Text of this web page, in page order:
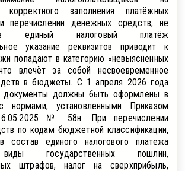
корректного заполнения платёжных
перечислении денежных средств, не
единый налоговый платёж
указание реквизитов приводит к
попадают в категорию «невыясненных
влечёт за собой несвоевременное
в бюджеты. С 1 апреля 2026 года
документы должны быть оформлены в
нормами, установленными Приказом
№ 58н. При перечислении
по кодам бюджетной классификации,
единого налогового платежа
государственных пошлин,
штрафов, налог на сверхприбыль,